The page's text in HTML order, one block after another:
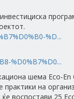
%D...
%D0%B7%D0...
шема Eco-En
на
воспостави 25